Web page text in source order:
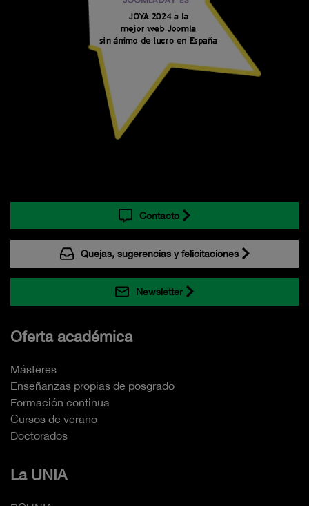
Contacto
Quejas, sugerencias y felicitaciones
Newsletter
Oferta académica
Másteres
Enseñanzas propias de posgrado
Formación continua
Cursos de verano
Doctorados
La UNIA